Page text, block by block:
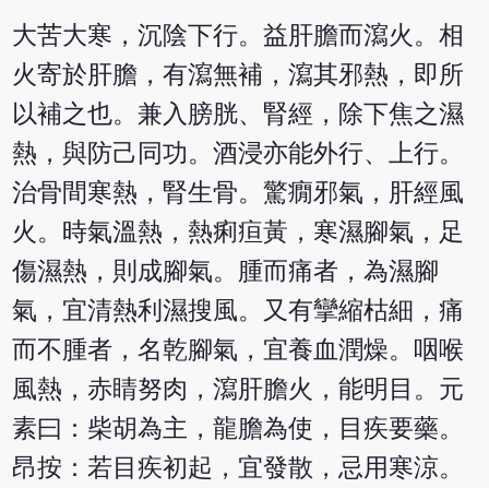
大苦大寒，沉陰下行。益肝膽而瀉火。相
火寄於肝膽，有瀉無補，瀉其邪熱，即所
以補之也。兼入膀胱、腎經，除下焦之濕
熱，與防己同功。酒浸亦能外行、上行。
治骨間寒熱，腎生骨。驚癇邪氣，肝經風
火。時氣溫熱，熱痢疸黃，寒濕腳氣，足
傷濕熱，則成腳氣。腫而痛者，為濕腳
氣，宜清熱利濕搜風。又有攣縮枯細，痛
而不腫者，名乾腳氣，宜養血潤燥。咽喉
風熱，赤睛努肉，瀉肝膽火，能明目。元
素曰：柴胡為主，龍膽為使，目疾要藥。
昂按：若目疾初起，宜發散，忌用寒涼。